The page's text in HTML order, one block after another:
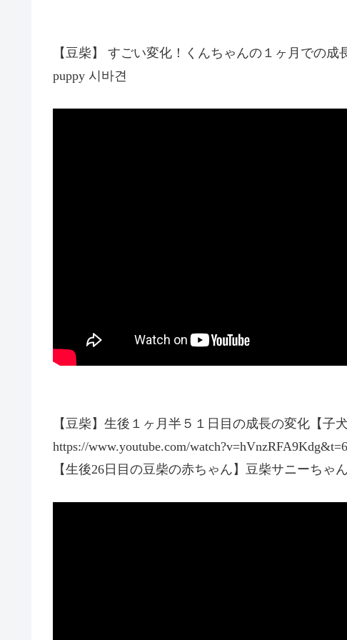
【豆柴】 すごい変化！くんちゃんの１ヶ月での成
puppy 시바견
【豆柴】生後１ヶ月半５１日目の成長の変化【子
https://www.youtube.com/
【生後26日目の豆柴の赤ちゃん】豆柴サニーち